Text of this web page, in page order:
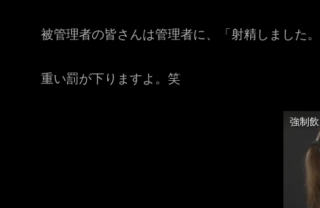
被管理者の皆さんは管理者に、「射精しました
重い罰が下りますよ。笑